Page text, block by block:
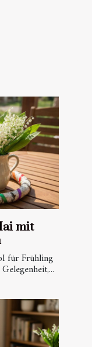
mit
für Frühling